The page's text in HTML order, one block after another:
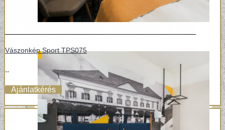
Vászonkép Sport TPS075
..
Ajánlatkérés